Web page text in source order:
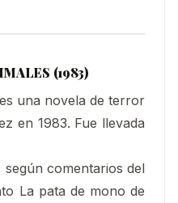
(1983)
una novela de terror
en 1983. Fue llevada
según comentarios del
La pata de mono de